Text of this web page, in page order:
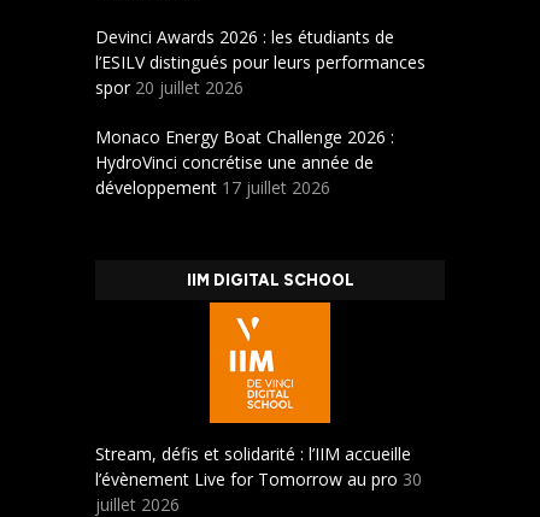
Devinci Awards 2026 : les étudiants de
l’ESILV distingués pour leurs performances
spor 20 juillet 2026
Monaco Energy Boat Challenge 2026 :
HydroVinci concrétise une année de
développement 17 juillet 2026
IIM DIGITAL SCHOOL
Stream, défis et solidarité : l’IIM accueille
l’évènement Live for Tomorrow au pro 30
juillet 2026